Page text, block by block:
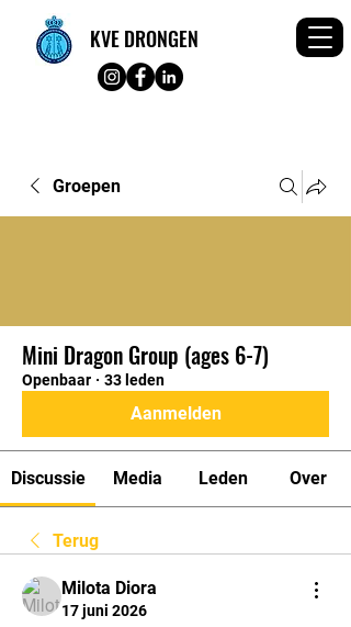
KVE DRONGEN
Groepen
Mini Dragon Group (ages 6-7)
Openbaar · 33 leden
Aanmelden
Discussie Media Leden Over
Terug
Milota Diora
17 juni 2026